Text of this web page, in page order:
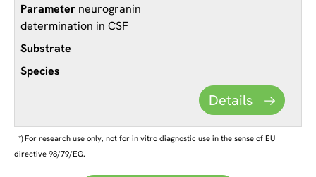
neurogranin
determination in CSF
Details
*) For research use only, not for in vitro diagnostic use in the sense of EU
directive 98/79/EG.